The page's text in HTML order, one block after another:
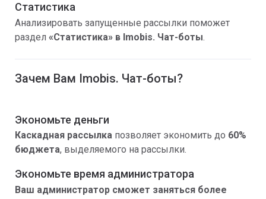
Статистика
Анализировать запущенные рассылки поможет
раздел «Статистика» в Imobis. Чат-боты.
Зачем Вам Imobis. Чат-боты?
Экономьте деньги
Каскадная рассылка позволяет экономить до 60%
бюджета, выделяемого на рассылки.
Экономьте время администратора
Ваш администратор сможет заняться более